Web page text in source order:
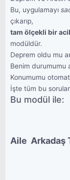
Bu, uygulamayı
çıkarıp,
tam ölçekli bir
modüldür.
Deprem oldu mu
Benim durumumu
Konumumu
İşte tüm bu
Bu modül ile:
Aile  Arkadaş